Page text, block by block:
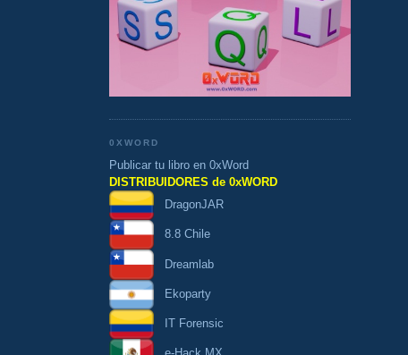
0XWORD
Publicar tu libro en 0xWord
DISTRIBUIDORES de 0xWORD
DragonJAR
8.8 Chile
Dreamlab
Ekoparty
IT Forensic